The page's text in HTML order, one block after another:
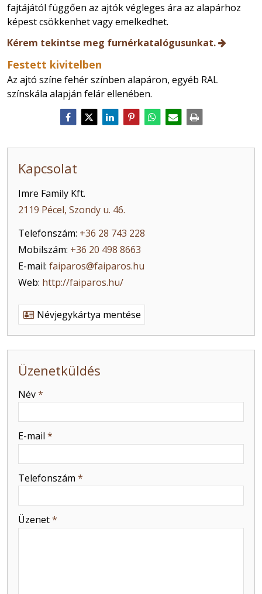
fajtájától függően az ajtók végleges ára az alapárhoz
képest csökkenhet vagy emelkedhet.
Kérem tekintse meg furnérkatalógusunkat.
Festett kivitelben
Az ajtó színe fehér színben alapáron, egyéb RAL
színskála alapján felár ellenében.
Kapcsolat
Imre Family Kft.
2119 Pécel, Szondy u. 46.
Telefonszám: +36 28 743 228
Mobilszám: +36 20 498 8663
E-mail: faiparos@faiparos.hu
Web: http://faiparos.hu/
Névjegykártya mentése
Üzenetküldés
-
Név*
E-mail *
Telefonszám *
Üzenet*